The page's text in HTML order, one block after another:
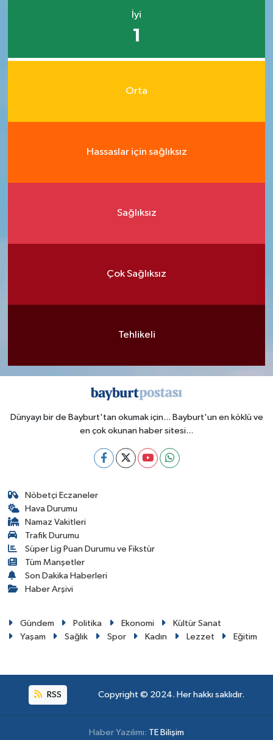
İyi
1
Orta
Hassaslar için sağlıksız
Sağlıksız
Çok Sağlıksız
Tehlikeli
Dünyayı bir de Bayburt'tan okumak için... Bayburt'un en köklü ve
en çok okunan haber sitesi...
Nöbetçi Eczaneler
Hava Durumu
Namaz Vakitleri
Trafik Durumu
Süper Lig Puan Durumu ve Fikstür
Tüm Manşetler
Son Dakika Haberleri
Haber Arşivi
Gündem Politika Ekonomi
Kültür Sanat
Yaşam
Sağlık Spor Kadın Lezzet Eğitim
RSS Copyright © 2024. Her hakkı saklıdır.
Haber Yazılımı: TE Bilişim